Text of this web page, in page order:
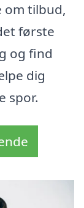
om tilbud,
første
og find
dig
spor.